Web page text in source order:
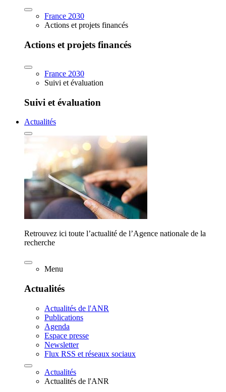
France 2030
Actions et projets financés
Actions et projets financés
France 2030
Suivi et évaluation
Suivi et évaluation
Actualités
Retrouvez ici toute l’actualité de l’Agence nationale de la
recherche
Menu
Actualités
Actualités de l'ANR
Publications
Agenda
Espace presse
Newsletter
Flux RSS et réseaux sociaux
Actualités
Actualités de l'ANR